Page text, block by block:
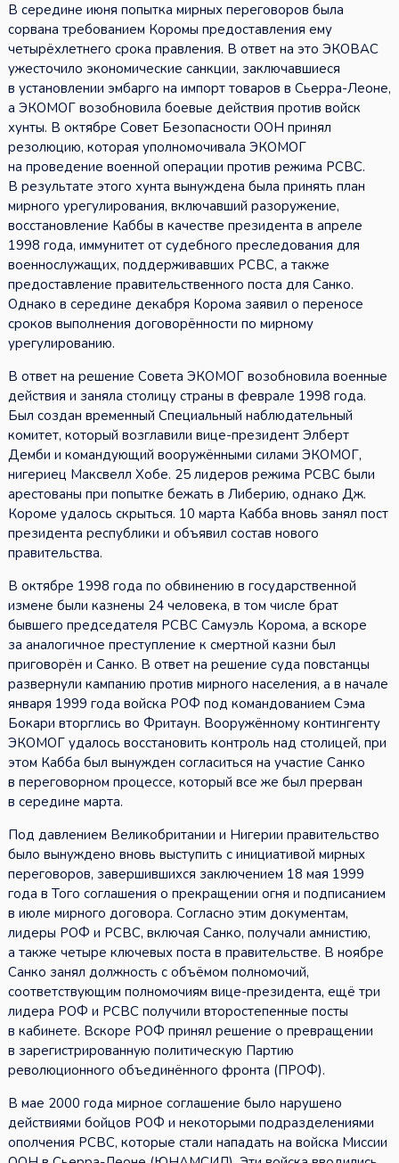
В середине июня попытка мирных переговоров была
сорвана требованием Коромы предоставления ему
четырёхлетнего срока правления. В ответ на это ЭКОВАС
ужесточило экономические санкции, заключавшиеся
в установлении эмбарго на импорт товаров в Сьерра-Леоне,
а ЭКОМОГ возобновила боевые действия против войск
хунты. В октябре Совет Безопасности ООН принял
резолюцию, которая уполномочивала ЭКОМОГ
на проведение военной операции против режима РСВС.
В результате этого хунта вынуждена была принять план
мирного урегулирования, включавший разоружение,
восстановление Каббы в качестве президента в апреле
1998 года, иммунитет от судебного преследования для
военнослужащих, поддерживавших РСВС, а также
предоставление правительственного поста для Санко.
Однако в середине декабря Корома заявил о переносе
сроков выполнения договорённости по мирному
урегулированию.
В ответ на решение Совета ЭКОМОГ возобновила военные
действия и заняла столицу страны в феврале 1998 года.
Был создан временный Специальный наблюдательный
комитет, который возглавили вице-президент Элберт
Демби и командующий вооружёнными силами ЭКОМОГ,
нигериец Максвелл Хобе. 25 лидеров режима РСВС были
арестованы при попытке бежать в Либерию, однако Дж.
Короме удалось скрыться. 10 марта Кабба вновь занял пост
президента республики и объявил состав нового
правительства.
В октябре 1998 года по обвинению в государственной
измене были казнены 24 человека, в том числе брат
бывшего председателя РСВС Самуэль Корома, а вскоре
за аналогичное преступление к смертной казни был
приговорён и Санко. В ответ на решение суда повстанцы
развернули кампанию против мирного населения, а в начале
января 1999 года войска РОФ под командованием Сэма
Бокари вторглись во Фритаун. Вооружённому контингенту
ЭКОМОГ удалось восстановить контроль над столицей, при
этом Кабба был вынужден согласиться на участие Санко
в переговорном процессе, который все же был прерван
в середине марта.
Под давлением Великобритании и Нигерии правительство
было вынуждено вновь выступить с инициативой мирных
переговоров, завершившихся заключением 18 мая 1999
года в Того соглашения о прекращении огня и подписанием
в июле мирного договора. Согласно этим документам,
лидеры РОФ и РСВС, включая Санко, получали амнистию,
а также четыре ключевых поста в правительстве. В ноябре
Санко занял должность с объёмом полномочий,
соответствующим полномочиям вице-президента, ещё три
лидера РОФ и РСВС получили второстепенные посты
в кабинете. Вскоре РОФ принял решение о превращении
в зарегистрированную политическую Партию
революционного объединённого фронта (ПРОФ).
В мае 2000 года мирное соглашение было нарушено
действиями бойцов РОФ и некоторыми подразделениями
ополчения РСВС, которые стали нападать на войска Миссии